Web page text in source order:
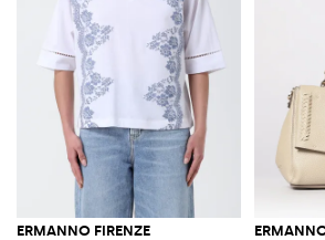
ERMANNO FIRENZE